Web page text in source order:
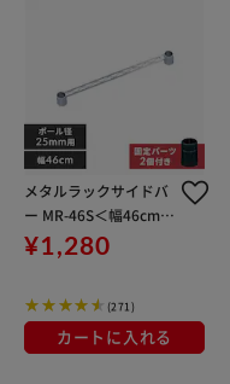
メタルラックサイドバ
ー MR-46S＜幅46cmの
棚板に対応＞
¥1,280
(271)
カートに入れる